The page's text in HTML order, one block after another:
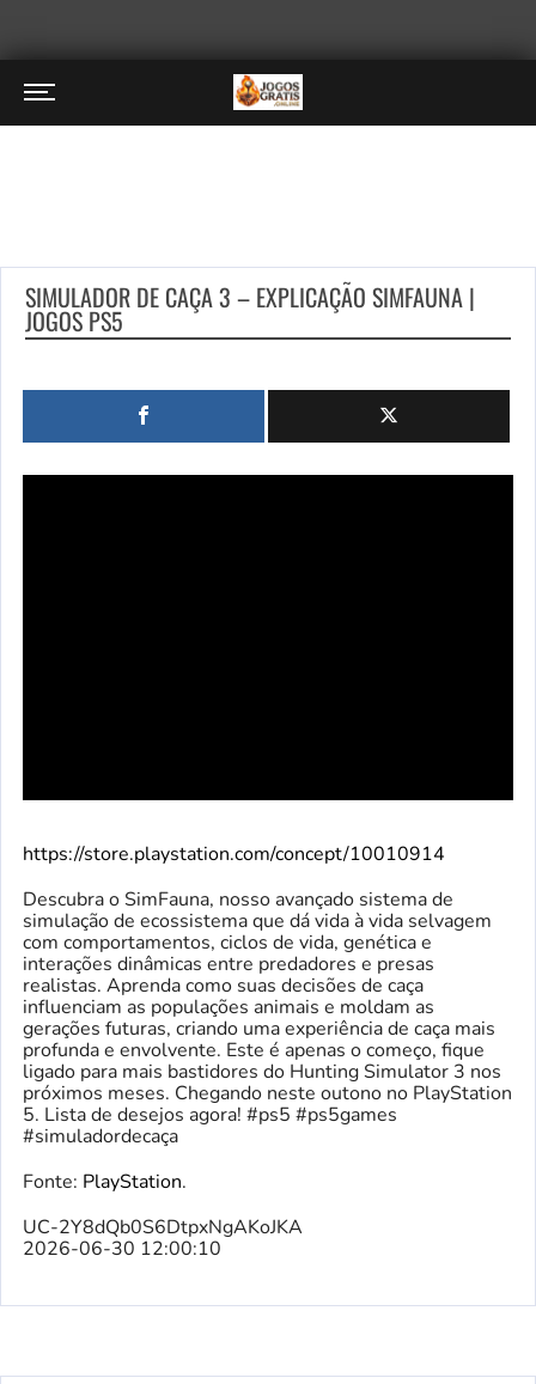
SIMULADOR DE CAÇA 3 – EXPLICAÇÃO SIMFAUNA |
JOGOS PS5
https://store.playstation.com/concept/10010914
Descubra o SimFauna, nosso avançado sistema de
simulação de ecossistema que dá vida à vida selvagem
com comportamentos, ciclos de vida, genética e
interações dinâmicas entre predadores e presas
realistas. Aprenda como suas decisões de caça
influenciam as populações animais e moldam as
gerações futuras, criando uma experiência de caça mais
profunda e envolvente. Este é apenas o começo, fique
ligado para mais bastidores do Hunting Simulator 3 nos
próximos meses. Chegando neste outono no PlayStation
5. Lista de desejos agora! #ps5 #ps5games
#simuladordecaça
Fonte: PlayStation.
UC-2Y8dQb0S6DtpxNgAKoJKA
2026-06-30 12:00:10